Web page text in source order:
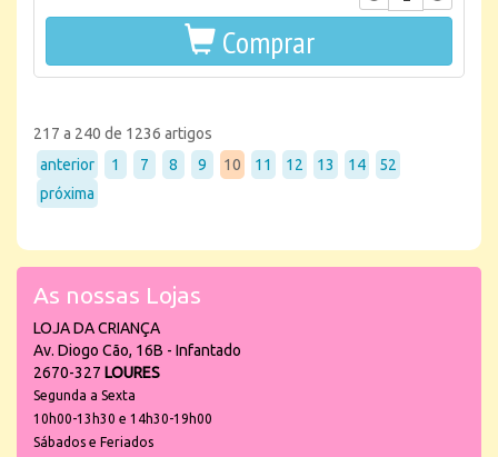
Comprar
217 a 240 de 1236 artigos
anterior
1 7 8 9 10 11 12 13 14
52
próxima
As nossas Lojas
LOJA DA CRIANÇA
Av. Diogo Cão, 16B - Infantado
2670-327 LOURES
Segunda a Sexta
10h00-13h30 e 14h30-19h00
Sábados e Feriados